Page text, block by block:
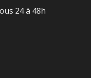
24 à 48h